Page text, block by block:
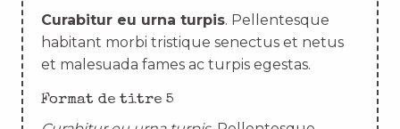
Curabitur eu urna turpis. Pellentesque
habitant morbi tristique senectus et netus
et malesuada fames ac turpis egestas.
Format de titre 5